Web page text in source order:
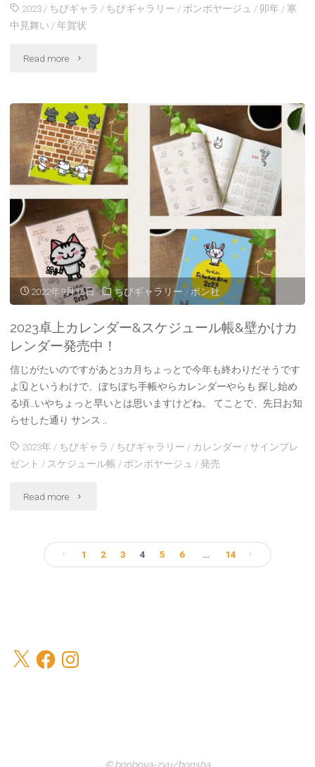
催！
宿"
2023/ ちびギャラ / ちびギャラリー / ボンボヤージュ / 卯年/ 寒
中見舞い /年賀状
Read more "2023
卯
年
ち
び
ギ
ャ
ラ
ー
年
賀
状
&
2022年9月16日 ちびギャラリー / ボン社
2023卓上カレンダー&スケジュール帳&壁かけカ
レンダー発売中！
信じがたいのですがあと3カ月ちょっとで今年も終わりだそうです
よ🗓 というわけで、ぼちぼち手帳やらカレンダーやらも 探し始め
る頃…いやちょっと早いとは思いますけどね。 てことで、先日お知
らせした通り サンス …
2023年/ ちびギャラ / ちびギャラリー / カレンダー /サインプレ
ゼント / スケジュール帳 / ボンボヤージュ /発売
Read more "2023
ダ
の
1 2 3 4 5 6 … 14
X FacebookInstagram
© bonboya-zyu/bonsha